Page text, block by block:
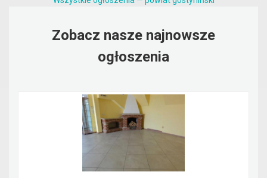
Zobacz nasze najnowsze
ogłoszenia